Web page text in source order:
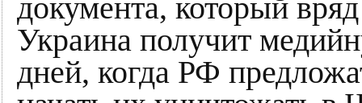
документа, который
Украина получит
дней, когда РФ